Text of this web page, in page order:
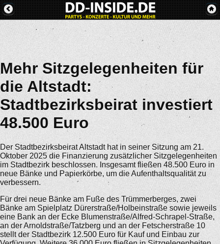
Mehr Sitzgelegenheiten für
die Altstadt:
Stadtbezirksbeirat investiert
48.500 Euro
Der Stadtbezirksbeirat Altstadt hat in seiner Sitzung am 21.
Oktober 2025 die Finanzierung zusätzlicher Sitzgelegenheiten
im Stadtbezirk beschlossen. Insgesamt fließen 48.500 Euro in
neue Bänke und Papierkörbe, um die Aufenthaltsqualität zu
verbessern.
Für drei neue Bänke am Fuße des Trümmerberges, zwei
Bänke am Spielplatz Dürerstraße/Holbeinstraße sowie jeweils
eine Bank an der Ecke Blumenstraße/Alfred-Schrapel-Straße,
an der Arnoldstraße/Tatzberg und an der Fetscherstraße 10
stellt der Stadtbezirk 12.500 Euro für Kauf und Einbau zur